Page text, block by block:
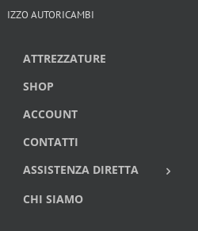
IZZO AUTORICAMBI
ATTREZZATURE
SHOP
ACCOUNT
CONTATTI
ASSISTENZA DIRETTA
CHI SIAMO